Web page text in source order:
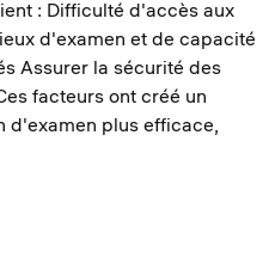
: Difficulté d'accès aux
d'examen et de capacité
Assurer la sécurité des
facteurs ont créé un
d'examen plus efficace,